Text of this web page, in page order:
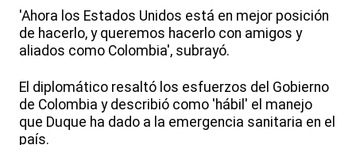
'Ahora los Estados Unidos está en mejor posición
de hacerlo, y queremos hacerlo con amigos y
aliados como Colombia', subrayó.
El diplomático resaltó los esfuerzos del Gobierno
de Colombia y describió como 'hábil' el manejo
que Duque ha dado a la emergencia sanitaria en el
país.